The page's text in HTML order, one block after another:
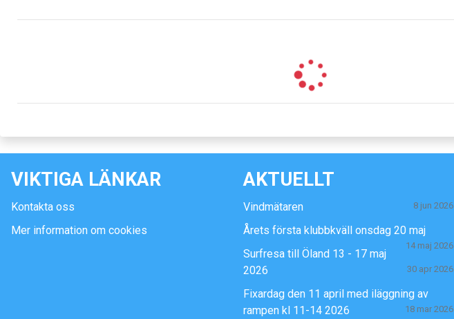
VIKTIGA LÄNKAR
Kontakta oss
Mer information om cookies
AKTUELLT
Vindmätaren 8 jun 2026
Årets första klubbkväll onsdag 20 maj
14 maj 2026
Surfresa till Öland 13 - 17 maj
2026
30 apr 2026
Fixardag den 11 april med iläggning av
rampen kl 11-14 2026
18 mar 2026